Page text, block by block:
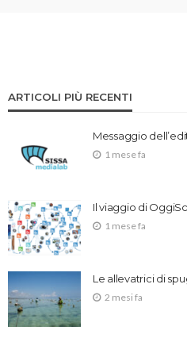
ARTICOLI PIÙ RECENTI
Messaggio
1 mese fa
Il viaggio di
1 mese fa
Le allevatrici di
2 mesi fa